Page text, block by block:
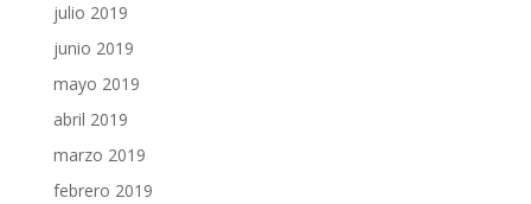
julio 2019
junio 2019
mayo 2019
abril 2019
marzo 2019
febrero 2019